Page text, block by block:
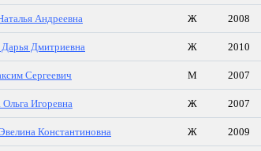
Андреевна Ж 2008
Дарья Дмитриевна Ж 2010
Сергеевич М 2007
Игоревна Ж 2007
Константиновна Ж 2009